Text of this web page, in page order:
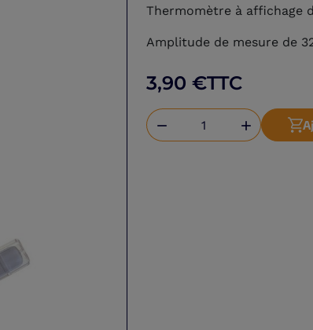
Thermomètre à affichage
Amplitude de mesure de
3,90 €TTC
 